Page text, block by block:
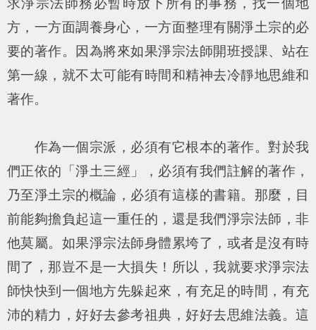
求淨宗法師務必暫時放下所有的事務，找一個地
方，一方面調養身心，一方面整理有關淨土宗的必
要的著作。因為將來如果淨宗法師開班授課、站在
第一線，就不太可能有時間和精神去冷靜地思維和
著作。
作為一個宗派，必須有它根本的著作。對於我
們正依的「淨土三經」，必須有我們註解的著作，
乃至淨土宗的概論，必須有這樣的書籍。那麼，目
前能夠擔負起這一重任的，還是我們淨宗法師，非
他莫屬。如果淨宗法師身體累垮了，或者是沒有時
間了，那豈不是一大損失！所以，我就要求淨宗法
師快快到一個地方先躲起來，有充足的時間，有充
沛的精力，好好去參考祖典，好好去思維法義。這